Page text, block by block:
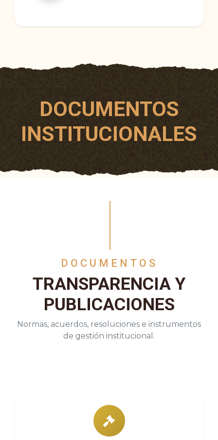
DOCUMENTOS
INSTITUCIONALES
DOCUMENTOS
TRANSPARENCIA Y
PUBLICACIONES
Normas, acuerdos, resoluciones e instrumentos
de gestión institucional.